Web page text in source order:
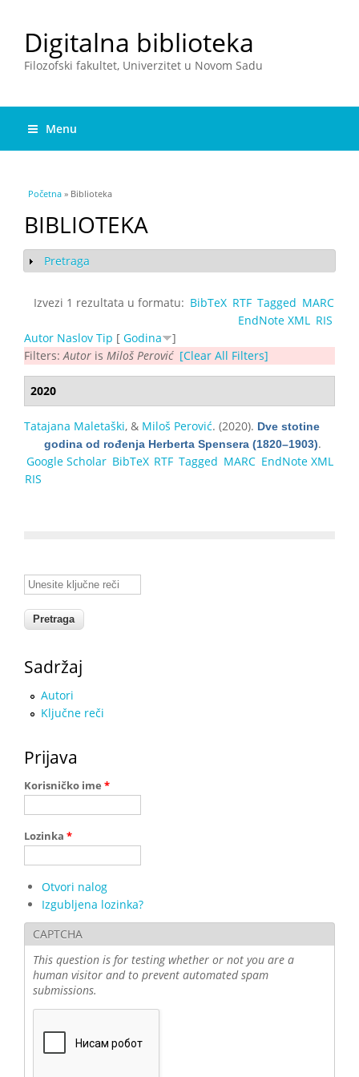
Digitalna biblioteka
Filozofski fakultet, Univerzitet u Novom Sadu
Menu
You are here
Početna » Biblioteka
BIBLIOTEKA
Show
Pretraga
Izvezi 1 rezultata u formatu: BibTeX RTF Tagged MARC
EndNote XML
RIS
Autor Naslov Tip [ Godina
]
Filters: Autor is Miloš Perović [Clear All Filters]
2020
Tatajana Maletaški, & Miloš Perović. (2020). Dve stotine
godina od rođenja Herberta Spensera (1820–1903).
Google Scholar BibTeX RTF Tagged MARC EndNote XML
RIS
Unesite ključne reči
Sadržaj
Autori
Ključne reči
Prijava
Korisničko ime *
Lozinka *
Otvori nalog
Izgubljena lozinka?
CAPTCHA
This question is for testing whether or not you are a
human visitor and to prevent automated spam
submissions.